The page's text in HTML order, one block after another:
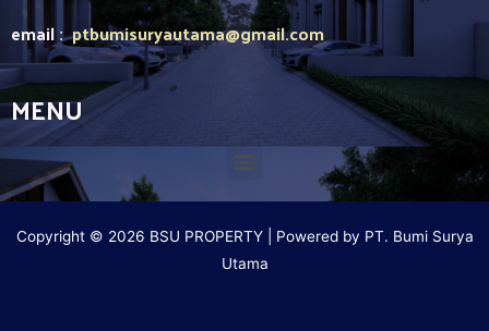
email :ptbumisuryautama@gmail.com
MENU
Copyright © 2026 BSU PROPERTY | Powered by PT. Bumi Surya
Utama